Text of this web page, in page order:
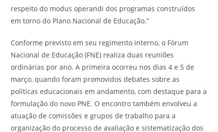
respeito do modus operandi dos programas construídos
em torno do Plano Nacional de Educação.”
Conforme previsto em seu regimento interno, o Fórum
Nacional de Educação (FNE) realiza duas reuniões
ordinárias por ano. A primeira ocorreu nos dias 4 e 5 de
março, quando foram promovidos debates sobre as
políticas educacionais em andamento, com destaque para a
formulação do novo PNE. O encontro também envolveu a
atuação de comissões e grupos de trabalho para a
organização do processo de avaliação e sistematização dos